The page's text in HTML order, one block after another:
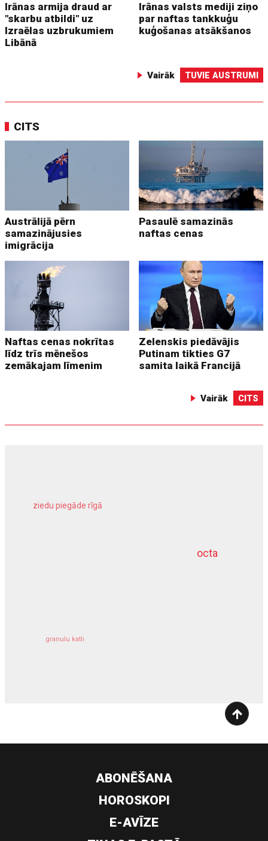
Irānas armija draud ar
"skarbu atbildi" uz
Izraēlas uzbrukumiem
Libānā
Irānas valsts mediji ziņo
par naftas tankkuģu
kuģošanas atsākšanos
Vairāk TUVIE AUSTRUMI
CITS
Austrālijā pērn
samazinājusies
imigrācija
Pasaulē samazinās
naftas cenas
Naftas cenas nokrītas
līdz trīs mēnešos
zemākajam līmenim
Zelenskis piedāvājis
Putinam tikties G7
samita laikā Francijā
Vairāk CITS
octa
ziedu piegāde rīgā
granulu katli
dziļurbums
ABONĒŠANA
HOROSKOPI
E-AVĪZE